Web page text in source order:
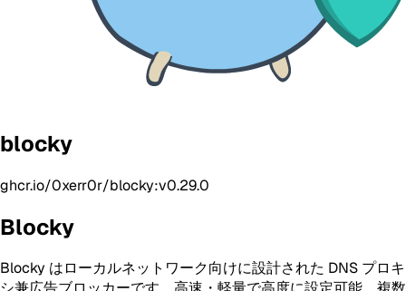
blocky
ghcr.io/0xerr0r/blocky:v0.29.0
Blocky
Blocky はローカルネットワーク向けに設計された DNS プロキ